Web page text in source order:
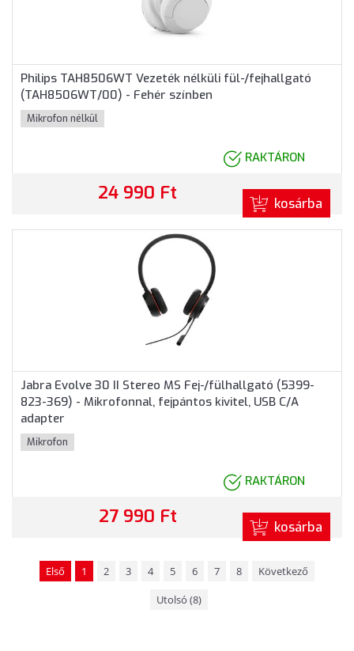
Philips TAH8506WT Vezeték nélküli fül-/fejhallgató
(TAH8506WT/00) - Fehér színben
Mikrofon nélkül
RAKTÁRON
24 990 Ft kosárba
Jabra Evolve 30 II Stereo MS Fej-/fülhallgató (5399-
823-369) - Mikrofonnal, fejpántos kivitel, USB C/A
adapter
Mikrofon
RAKTÁRON
27 990 Ft kosárba
Első 1 2 3 4 5 6 7 8
Következő
Utolsó (8)